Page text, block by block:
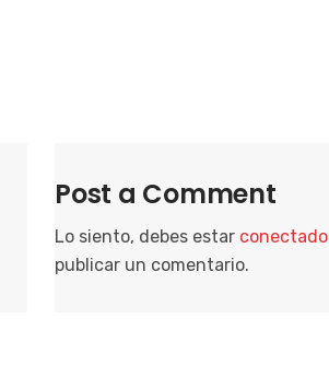
Post a Comment
Lo siento, debes estar conectado
publicar un comentario.